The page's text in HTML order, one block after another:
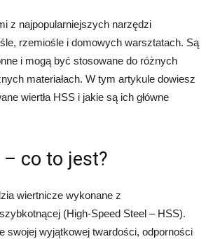
z najpopularniejszych narzędzi
rzemiośle i domowych warsztatach. Są
i mogą być stosowane do różnych
materiałach. W tym artykule dowiesz
wiertła HSS i jakie są ich główne
– co to jest?
wiertnicze wykonane z
(High-Speed Steel – HSS).
swojej wyjątkowej twardości, odporności